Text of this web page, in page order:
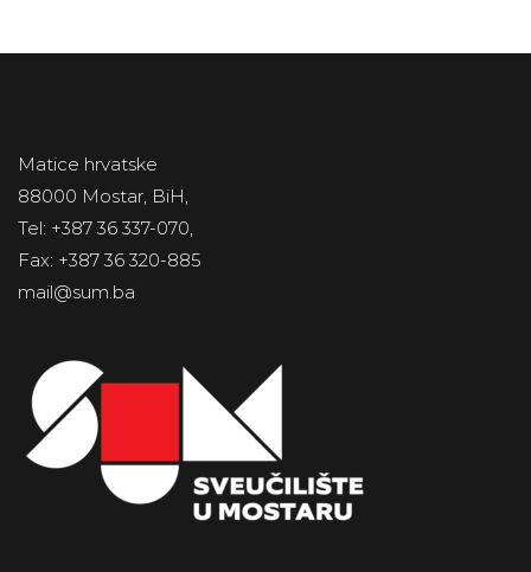
Matice hrvatske
88000 Mostar, BiH,
Tel: +387 36 337-070,
Fax: +387 36 320-885
mail@sum.ba